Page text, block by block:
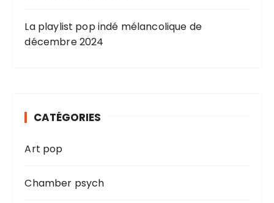
La playlist pop indé mélancolique de
décembre 2024
CATÉGORIES
Art pop
Chamber psych